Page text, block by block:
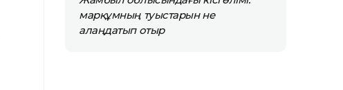
марқұмның туыстарын не
алаңдатып отыр